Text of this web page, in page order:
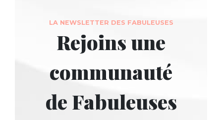
LA NEWSLETTER DES FABULEUSES
Rejoins une
communauté
de Fabuleuses